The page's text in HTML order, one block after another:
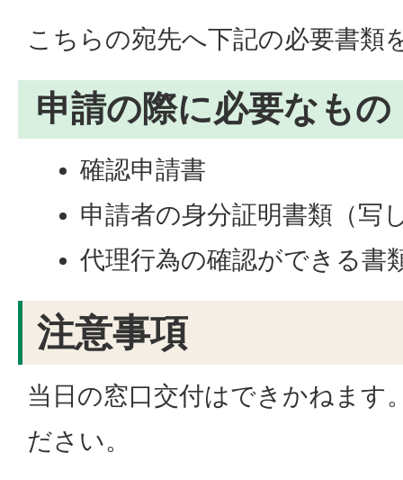
こちらの宛先へ下記の必要書類
申請の際に必要なもの
確認申請書
申請者の身分証明書類（写
代理行為の確認ができる書
注意事項
当日の窓口交付はできかねます
ださい。